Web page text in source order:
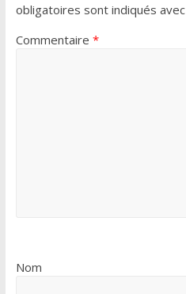
obligatoires sont indiqués avec
Commentaire *
Nom